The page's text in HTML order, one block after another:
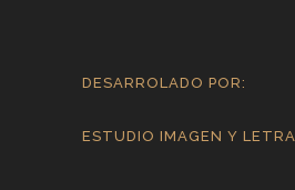
DESARROLADO POR:
ESTUDIO IMAGEN Y LETRA